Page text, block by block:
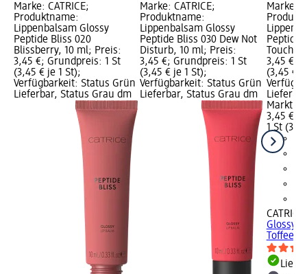
Marke: CATRICE;
Produktname:
Lippenbalsam Glossy
Peptide Bliss 020
Blissberry, 10 ml; Preis:
3,45 €; Grundpreis: 1 St
(3,45 € je 1 St);
Verfügbarkeit: Status Grün
Lieferbar, Status Grau dm
Marke: CATRICE;
Produktname:
Lippenbalsam Glossy
Peptide Bliss 030 Dew Not
Disturb, 10 ml; Preis:
3,45 €; Grundpreis: 1 St
(3,45 € je 1 St);
Verfügbarkeit: Status Grün
Lieferbar, Status Grau dm
Marke:
Peptide
3,45 €;
(3,45 €
Markt
3,45 €
1 St
CATRICE
Glossy